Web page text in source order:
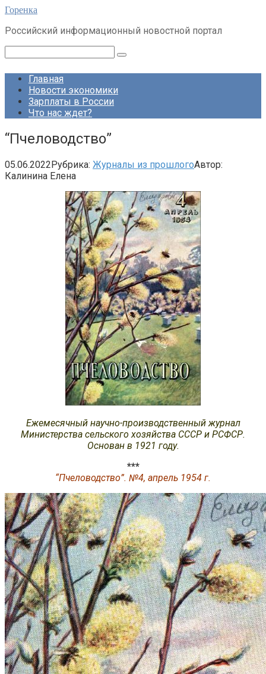
Перейти
контенту
Горенка
Российский информационный новостной портал
Главная
Новости экономики
Зарплаты в России
Что нас ждет?
“Пчеловодство”
05.06.2022Рубрика: Журналы из прошлогоАвтор:
Калинина Елена
Ежемесячный научно-производственный журнал
Министерства сельского хозяйства СССР и РСФСР.
Основан в 1921 году.
***
“Пчеловодство”. №4, апрель 1954 г.